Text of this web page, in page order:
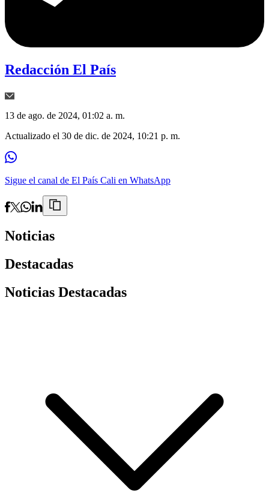
Redacción El País
13 de ago. de 2024, 01:02 a. m.
Actualizado el 30 de dic. de 2024, 10:21 p. m.
Sigue el canal de El País Cali en WhatsApp
Noticias
Destacadas
Noticias Destacadas